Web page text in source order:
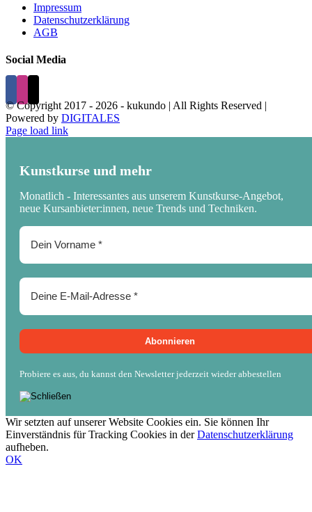
Impressum
Datenschutzerklärung
AGB
Social Media
© Copyright 2017 - 2026 - kukundo | All Rights Reserved |
Powered by DIGITALES
Page load link
Kunstkurse und mehr
Monatlich - Interessantes aus unserem Kunstkurse-Angebot,
neue Kursanbieter:innen, neue Trends und Techniken.
Probiere es aus, du kannst den Newsletter jederzeit wieder abbestellen
Wir setzten auf unserer Website Cookies ein. Sie können Ihr
Einverständnis für Tracking Cookies in derDatenschutzerklärung
aufheben.
OK